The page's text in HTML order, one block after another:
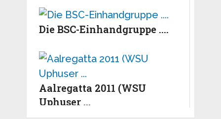
Die BSC-Einhandgruppe ....
Aalregatta 2011 (WSU
Uphuser ...